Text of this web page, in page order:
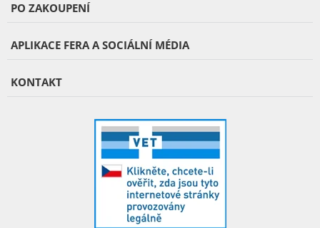
PO ZAKOUPENÍ
APLIKACE FERA A SOCIÁLNÍ MÉDIA
KONTAKT